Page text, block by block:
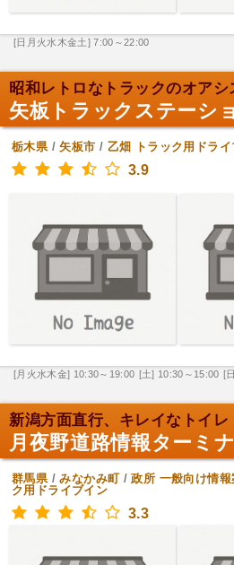
[日月火水木金土] 7:00～22:00
昭和レトロなトラックのオアシ
矢板トラックステーシ
栃木県/矢板市 / 乙畑 トラック用ドラ
3.9
[月火水木金] 10:30～19:00 [土] 10:30～15:00 [
新潟方面直行、キレイなトイレ
月夜野道路情報ターミ
群馬県/みなかみ町/政所 一般向け情報
ク用ドライブイン
3.3